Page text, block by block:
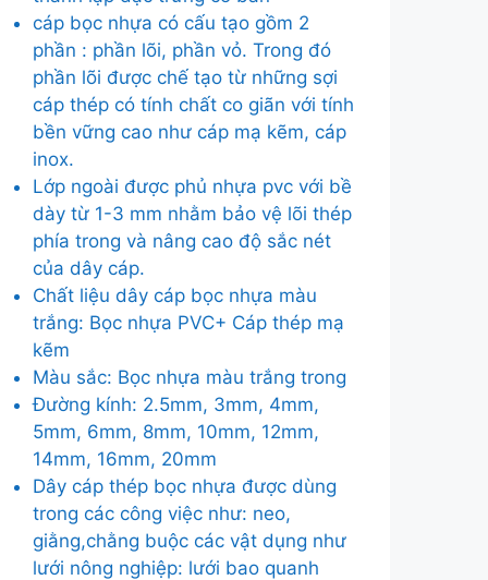
cáp bọc nhựa có cấu tạo gồm 2
phần : phần lõi, phần vỏ. Trong đó
phần lõi được chế tạo từ những sợi
cáp thép có tính chất co giãn với tính
bền vững cao như cáp mạ kẽm, cáp
inox.
Lớp ngoài được phủ nhựa pvc với bề
dày từ 1-3 mm nhằm bảo vệ lõi thép
phía trong và nâng cao độ sắc nét
của dây cáp.
Chất liệu dây cáp bọc nhựa màu
trắng: Bọc nhựa PVC+ Cáp thép mạ
kẽm
Màu sắc: Bọc nhựa màu trắng trong
Đường kính: 2.5mm, 3mm, 4mm,
5mm, 6mm, 8mm, 10mm, 12mm,
14mm, 16mm, 20mm
Dây cáp thép bọc nhựa được dùng
trong các công việc như: neo,
giằng,chằng buộc các vật dụng như
lưới nông nghiệp: lưới bao quanh